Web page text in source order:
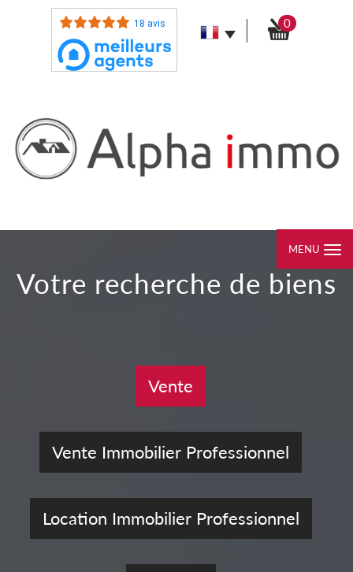
18 avis 0
MENU
votre recherche de biens
Vente
Vente Immobilier Professionnel
Location Immobilier Professionnel